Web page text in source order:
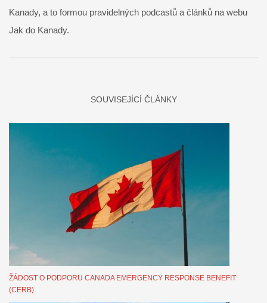
Kanady, a to formou pravidelných podcastů a článků na webu
Jak do Kanady.
SOUVISEJÍCÍ ČLÁNKY
ŽÁDOST O PODPORU CANADA EMERGENCY RESPONSE BENEFIT
(CERB)